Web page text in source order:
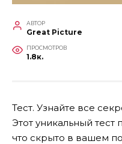
АВТОР
Great Picture
ПРОСМОТРОВ
1.8к.
Тест. Узнайте все
Этот уникальный тест
что скрыто в вашем